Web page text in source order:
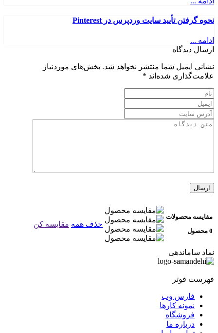
نحوه گرفتن تأیید سایت وردپرس در Pinterest
ادامه ...
ارسال دیدگاه
نشانی ایمیل شما منتشر نخواهد شد. بخش‌های موردنیاز
علامت‌گذاری شده‌اند *
مقایسه محصولات
0 محصول
حذف همه مقایسه کن
نماد ساماندهی
فهرست فوتر
فارس وب
نمونه کارها
فروشگاه
درباره ما